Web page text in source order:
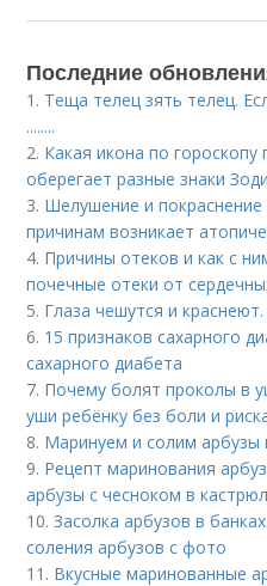
Последние
1. Теща телец зять телец.
........
2. Какая икона по
оберегает разные знаки
3. Шелушение и покраснение
причинам возникает
4. Причины отеков и как с
почечные отеки от
5. Глаза чешутся и
6. 15 признаков сахарного
сахарного диабета
7. Почему болят проколы в
уши ребёнку без боли и
8. Маринуем и солим арбузы
9. Рецепт маринования
арбузы с чесноком в
10.Засолка арбузов в
соления арбузов с фото
11. Вкусные маринованные